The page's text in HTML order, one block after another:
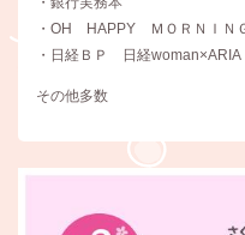
・OH HAPPY ＭＯＲＮＩＮ
・日経ＢＰ 日経woman×ARIA
その他多数